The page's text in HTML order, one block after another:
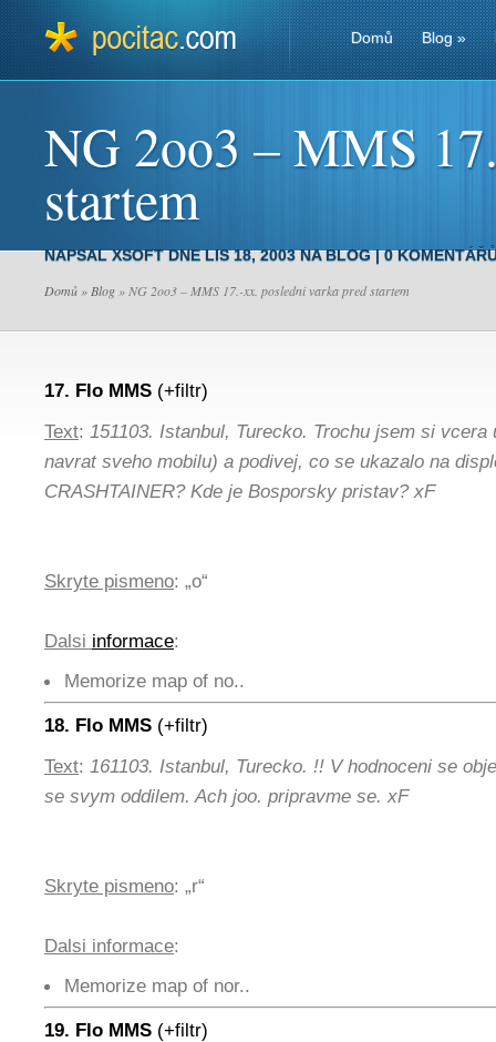
Domů Blog»
NG 2oo3 – MMS
startem
NAPSALXSOFTDNE LIS 18, 2003 NABLOG|0
Domů » Blog » NG 2oo3 – MMS 17.-xx. posledni varka pred startem
17. Flo MMS (+filtr)
Text: 151103. Istanbul, Turecko. Trochu jsem si
navrat sveho mobilu) a podivej, co se ukazalo na
CRASHTAINER? Kde je Bosporsky pristav? xF
Skryte pismeno: „o“
Dalsi informace:
Memorize map of no..
18. Flo MMS (+filtr)
Text: 161103. Istanbul, Turecko. !! V hodnoceni se
se svym oddilem. Ach joo. pripravme se. xF
Skryte pismeno: „r“
Dalsi informace:
Memorize map of nor..
19. Flo MMS (+filtr)